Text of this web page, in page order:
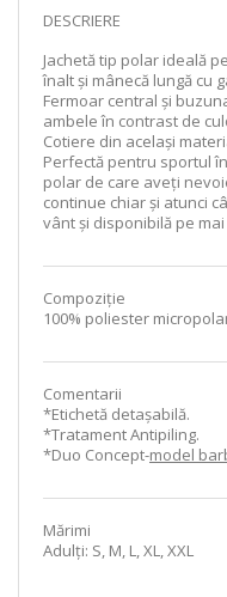
DESCRIERE
Jachetă tip polar ideală
înalt și mânecă lungă cu
Fermoar central și
ambele în contrast de
Cotiere din același
Perfectă pentru sportul
polar de care aveți
continue chiar și atunci
vânt și disponibilă pe
Compoziție
100% poliester
Comentarii
*Etichetă detașabilă.
*Tratament Antipiling.
*Duo Concept-model
Mărimi
Adulți: S, M, L, XL, XXL